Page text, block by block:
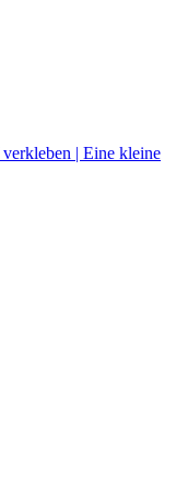
| Eine kleine